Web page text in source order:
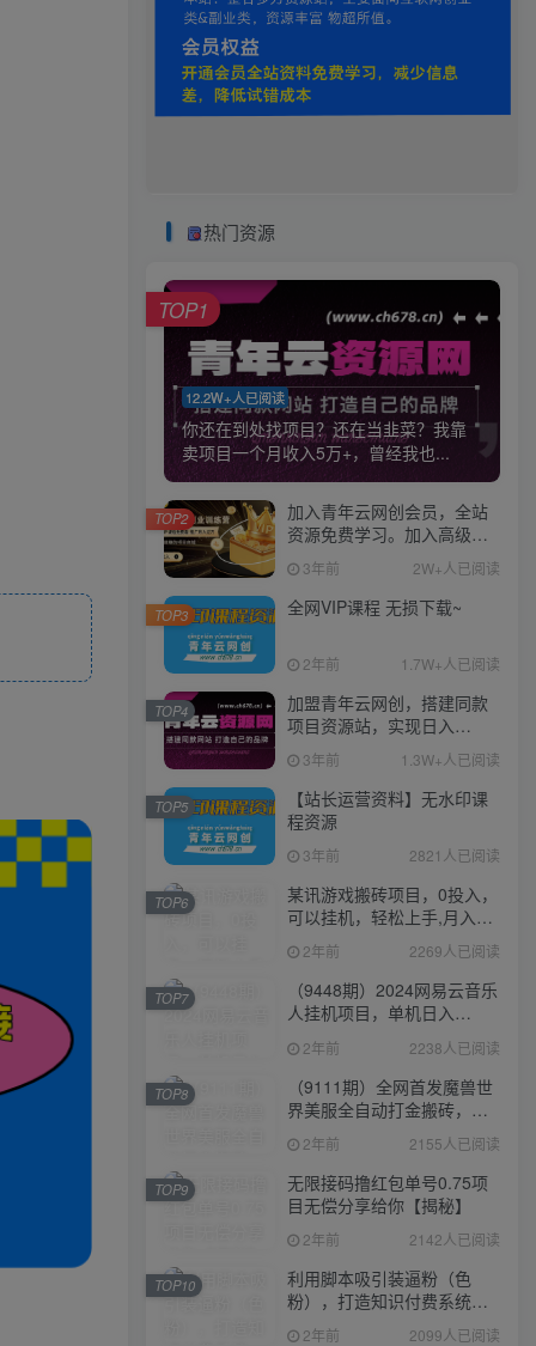
热门资源
12.2W+人已阅读
你还在到处找项目？还在当韭菜？我靠
卖项目一个月收入5万+，曾经我也...
TOP1
加入青年云网创会员，全站
资源免费学习。加入高级合
伙人，推广日入1000+
3年前 2W+人已阅读
TOP2
全网VIP课程 无损下载~
2年前 1.7W+人已阅读
TOP3
加盟青年云网创，搭建同款
项目资源站，实现日入
2000+
3年前 1.3W+人已阅读
TOP4
【站长运营资料】无水印课
程资源
3年前 2821人已阅读
TOP5
某讯游戏搬砖项目，0投入，
可以挂机，轻松上手,月入
3000+上不封顶
2年前 2269人已阅读
TOP6
（9448期）2024网易云音乐
人挂机项目，单机日入
150+，无脑月入5000+
2年前 2238人已阅读
TOP7
（9111期）全网首发魔兽世
界美服全自动打金搬砖，日
入1000+，简单好操作，保
姆级教学
2年前 2155人已阅读
TOP8
无限接码撸红包单号0.75项
目无偿分享给你【揭秘】
2年前 2142人已阅读
TOP9
利用脚本吸引装逼粉（色
粉），打造知识付费系统，
附388元美女写真项目
2年前 2099人已阅读
TOP10